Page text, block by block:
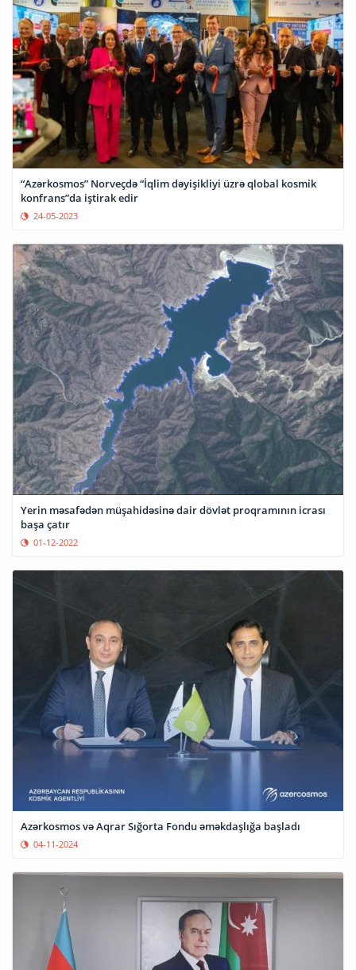
“Azərkosmos” Norveçdə “İqlim dəyişikliyi üzrə qlobal kosmik
konfrans”da iştirak edir
24-05-2023
Yerin məsafədən müşahidəsinə dair dövlət proqramının icrası
başa çatır
01-12-2022
Azərkosmos və Aqrar Sığorta Fondu əməkdaşlığa başladı
04-11-2024